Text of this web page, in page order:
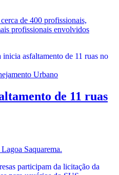
de 400 profissionais,
profissionais envolvidos
Urbano
de 11 ruas
Saquarema.